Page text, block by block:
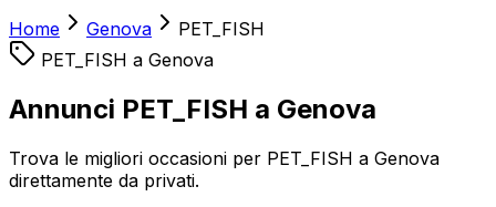
Home Genova
PET_FISH
PET_FISH a Genova
Annunci PET_FISH a Genova
Trova le migliori occasioni per PET_FISH a Genova
direttamente da privati.